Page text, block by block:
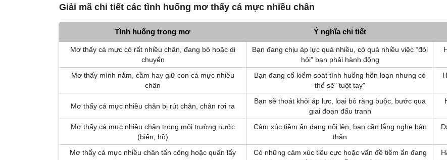
Giải mã chi tiết các tình huống mơ thấy cá mực nhiều chân
Tình huống trong mơ Ý nghĩa chi tiết
Mơ thấy cá mực có rất nhiều chân, đang bò hoặc di
chuyển
Bạn đang chịu áp lực quá nhiều, có quá nhiều việc “đòi
hỏi” bạn phải hành động
Mơ thấy mình nắm, cầm hay giữ con cá mực nhiều
chân
Bạn đang cố kiểm soát tình huống hỗn loạn nhưng có
thể sẽ “tuột tay”
Mơ thấy cá mực nhiều chân bị rút chân, chân rơi ra
Bạn sẽ thoát khỏi áp lực, loại bỏ ràng buộc, bước qua
giai đoạn đấu tranh
Mơ thấy cá mực nhiều chân trong môi trường nước
(biển, hồ)
Cảm xúc tiềm ẩn đang nổi lên, bạn cần lắng nghe bản
thân
Mơ thấy cá mực nhiều chân tấn công hoặc quấn lấy
Có những cảm xúc tiêu cực hoặc vấn đề tiềm ẩn đang